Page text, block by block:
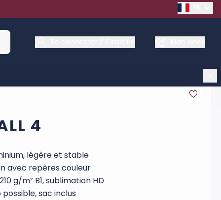
4
légère et stable
avec repères couleur
g/m² B1, sublimation HD
sac inclus